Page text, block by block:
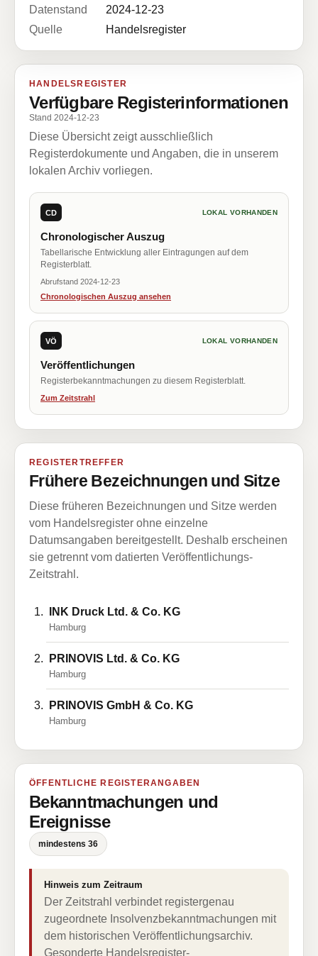
Datenstand
2024-12-23
Quelle
Handelsregister
HANDELSREGISTER
Verfügbare Registerinformationen
Stand 2024-12-23
Diese Übersicht zeigt ausschließlich
Registerdokumente und Angaben, die in unserem
lokalen Archiv vorliegen.
CD LOKAL VORHANDEN
Chronologischer Auszug
Tabellarische Entwicklung aller Eintragungen auf dem
Registerblatt.
Abrufstand 2024-12-23
Chronologischen Auszug ansehen
VÖ LOKAL VORHANDEN
Veröffentlichungen
Registerbekanntmachungen zu diesem Registerblatt.
Zum Zeitstrahl
REGISTERTREFFER
Frühere Bezeichnungen und Sitze
Diese früheren Bezeichnungen und Sitze werden
vom Handelsregister ohne einzelne
Datumsangaben bereitgestellt. Deshalb erscheinen
sie getrennt vom datierten Veröffentlichungs-
Zeitstrahl.
INK Druck Ltd. & Co. KG
Hamburg
PRINOVIS Ltd. & Co. KG
Hamburg
PRINOVIS GmbH & Co. KG
Hamburg
ÖFFENTLICHE REGISTERANGABEN
Bekanntmachungen und
Ereignisse
mindestens 36
Hinweis zum Zeitraum
Der Zeitstrahl verbindet registergenau
zugeordnete Insolvenzbekanntmachungen mit
dem historischen Veröffentlichungsarchiv.
Gesonderte Handelsregister-